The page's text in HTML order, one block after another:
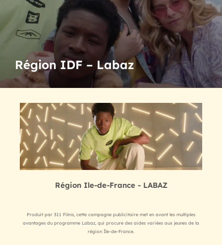
Région IDF – Labaz
Région Ile-de-France - LABAZ
Produit par 311 Films, cette campagne publicitaire met en avant les multiples
avantages du programme Labaz, qui procure des aides variées aux jeunes de la
région Île-de-France.